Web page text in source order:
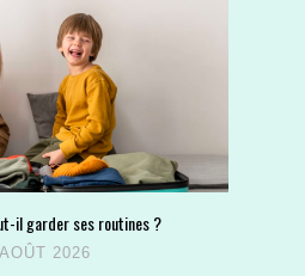
il garder ses routines ?
2026